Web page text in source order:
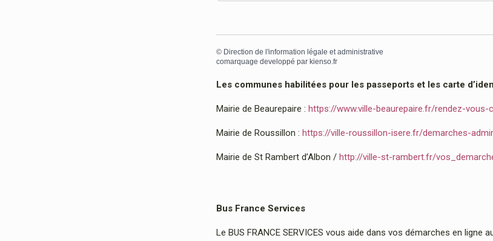
© Direction de l'information légale et administrative
comarquage developpé par kienso.fr
Les communes habilitées pour les passeports et les carte
Mairie de Beaurepaire : https://www.ville-beaurepaire.fr/rendez-
Mairie de Roussillon : https://ville-roussillon-isere.fr/demarches-
Mairie de St Rambert d’Albon / http://ville-st-rambert.fr/
Bus France Services
Le BUS FRANCE SERVICES vous aide dans vos démarches en